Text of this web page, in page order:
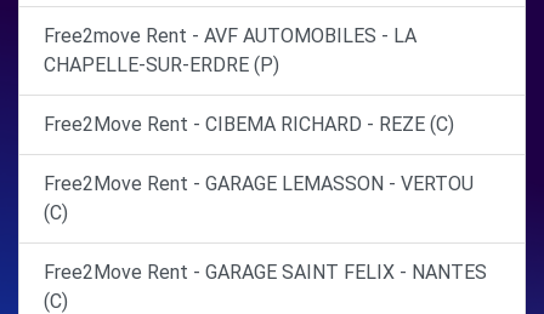
Free2move Rent - AVF AUTOMOBILES - LA
CHAPELLE-SUR-ERDRE (P)
Free2Move Rent - CIBEMA RICHARD - REZE (C)
Free2Move Rent - GARAGE LEMASSON - VERTOU
(C)
Free2Move Rent - GARAGE SAINT FELIX - NANTES
(C)